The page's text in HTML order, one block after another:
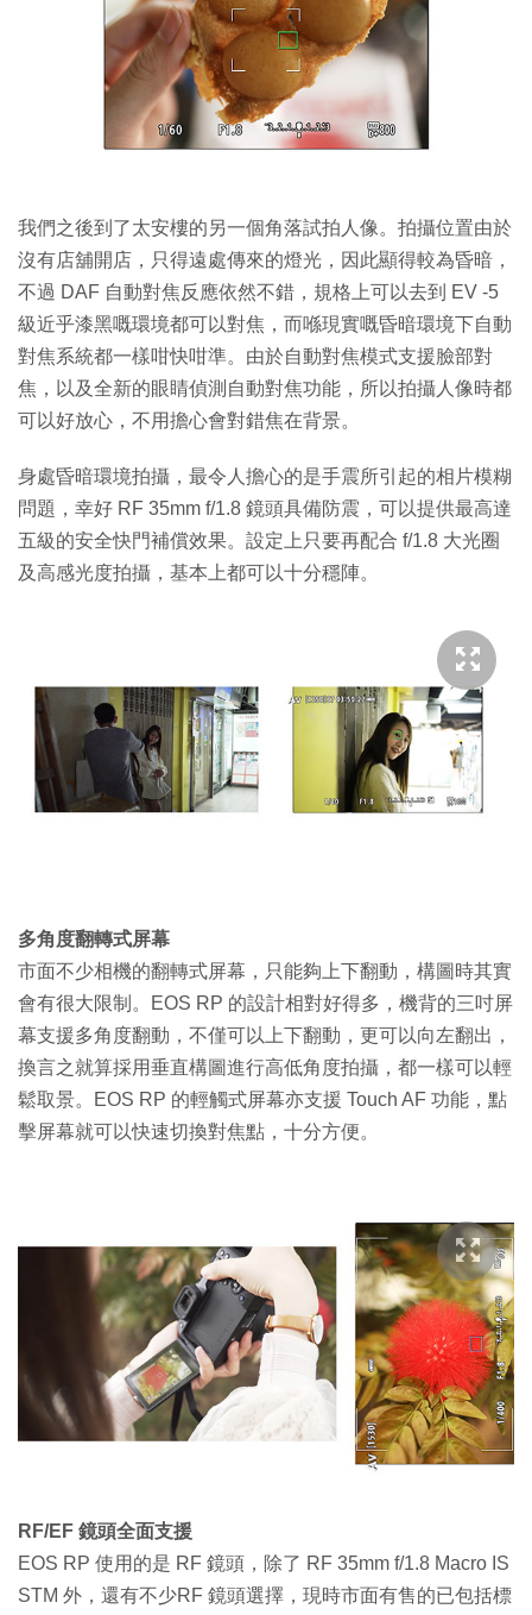
我們之後到了太安樓的另一個角落試拍人像。拍攝位置由於
沒有店舖開店，只得遠處傳來的燈光，因此顯得較為昏暗，
不過 DAF 自動對焦反應依然不錯，規格上可以去到 EV -5
級近乎漆黑嘅環境都可以對焦，而喺現實嘅昏暗環境下自動
對焦系統都一樣咁快咁準。由於自動對焦模式支援臉部對
焦，以及全新的眼睛偵測自動對焦功能，所以拍攝人像時都
可以好放心，不用擔心會對錯焦在背景。
身處昏暗環境拍攝，最令人擔心的是手震所引起的相片模糊
問題，幸好 RF 35mm f/1.8 鏡頭具備防震，可以提供最高達
五級的安全快門補償效果。設定上只要再配合 f/1.8 大光圈
及高感光度拍攝，基本上都可以十分穩陣。
多角度翻轉式屏幕
市面不少相機的翻轉式屏幕，只能夠上下翻動，構圖時其實
會有很大限制。EOS RP 的設計相對好得多，機背的三吋屏
幕支援多角度翻動，不僅可以上下翻動，更可以向左翻出，
換言之就算採用垂直構圖進行高低角度拍攝，都一樣可以輕
鬆取景。EOS RP 的輕觸式屏幕亦支援 Touch AF 功能，點
擊屏幕就可以快速切換對焦點，十分方便。
RF/EF 鏡頭全面支援
EOS RP 使用的是 RF 鏡頭，除了 RF 35mm f/1.8 Macro IS
STM 外，還有不少RF 鏡頭選擇，現時市面有售的已包括標